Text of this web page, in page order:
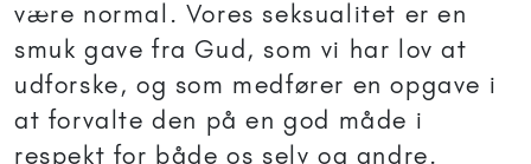
være normal. Vores seksualitet er en
smuk gave fra Gud, som vi har lov at
udforske, og som medfører en opgave i
at forvalte den på en god måde i
respekt for både os selv og andre.